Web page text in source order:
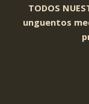
TODOS
unguentos